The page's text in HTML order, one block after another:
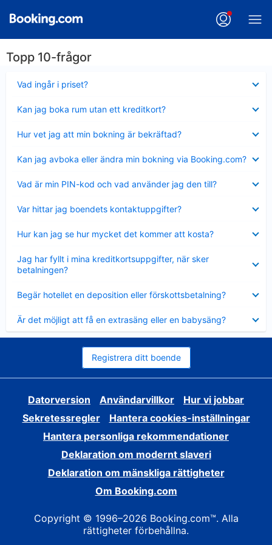
Topp 10-frågor
Vad ingår i priset?
mindre
Kan jag boka rum utan ett kreditkort?
mindre
Hur vet jag att min bokning är bekräftad?
mindre
Kan jag avboka eller ändra min bokning via Booking.com?
mindre
Vad är min PIN-kod och vad använder jag den till?
mindre
Var hittar jag boendets kontaktuppgifter?
mindre
Hur kan jag se hur mycket det kommer att kosta?
mindre
Jag har fyllt i mina kreditkortsuppgifter, när sker
betalningen?
mindre
Begär hotellet en deposition eller förskottsbetalning?
mindre
Är det möjligt att få en extrasäng eller en babysäng?
mindre
Registrera ditt boende
Datorversion Användarvillkor
Hur vi jobbar
Sekretessregler
Hantera cookies-inställningar
Hantera personliga rekommendationer
Deklaration om modernt slaveri
Deklaration om mänskliga rättigheter
Om Booking.com
Copyright © 1996–2026 Booking.com™. Alla
rättigheter förbehållna.